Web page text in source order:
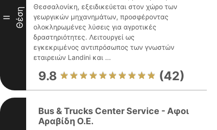
II Θέση
Θεσσαλονίκη, εξειδικεύεται στον χώρο των
γεωργικών μηχανημάτων, προσφέροντας
ολοκληρωμένες λύσεις για αγροτικές
δραστηριότητες. Λειτουργεί ως
εγκεκριμένος αντιπρόσωπος των γνωστών
εταιρειών Landini και ...
9.8 (42)
Bus & Trucks Center Service - Aφοι
Αραβίδη Ο.Ε.